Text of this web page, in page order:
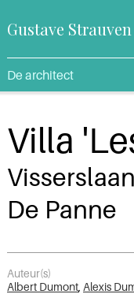
Gustave Strauven
De architect
Villa
De Panne
Auteur(s)
Albert Dumont Alexis